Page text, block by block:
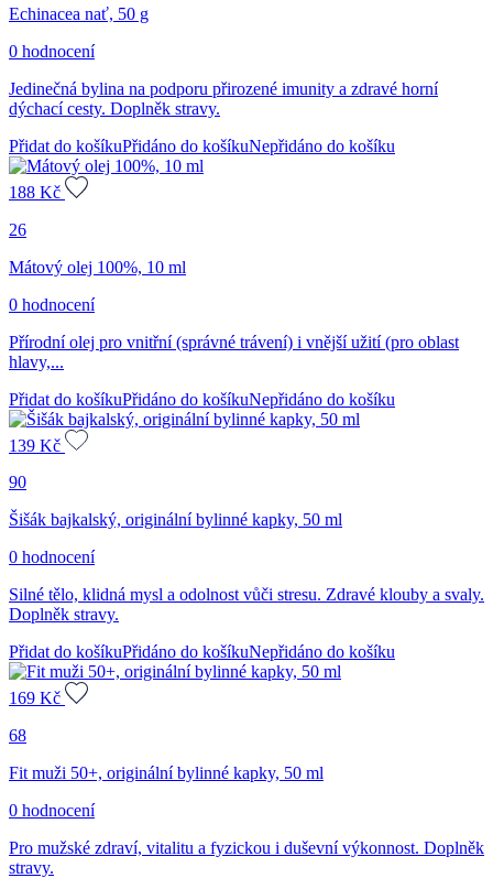
Echinacea nať, 50 g
0 hodnocení
Jedinečná bylina na podporu přirozené imunity a zdravé horní
dýchací cesty. Doplněk stravy.
Přidat do košíkuPřidáno do košíkuNepřidáno do košíku
188 Kč
26
Mátový olej 100%, 10 ml
0 hodnocení
Přírodní olej pro vnitřní (správné trávení) i vnější užití (pro oblast
hlavy,...
Přidat do košíkuPřidáno do košíkuNepřidáno do košíku
139 Kč
90
Šišák bajkalský, originální bylinné kapky, 50 ml
0 hodnocení
Silné tělo, klidná mysl a odolnost vůči stresu. Zdravé klouby a svaly.
Doplněk stravy.
Přidat do košíkuPřidáno do košíkuNepřidáno do košíku
169 Kč
68
Fit muži 50+, originální bylinné kapky, 50 ml
0 hodnocení
Pro mužské zdraví, vitalitu a fyzickou i duševní výkonnost. Doplněk
stravy.